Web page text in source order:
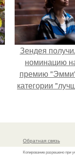
Зендея
номинацию
премию
категории
сериале" за
Обратная связь
Копирование разрешено при